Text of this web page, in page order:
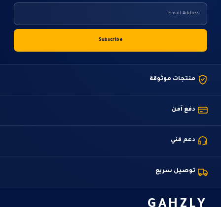
منتجات موثوقة
دفع آمن
دعم فني
توصيل سريع